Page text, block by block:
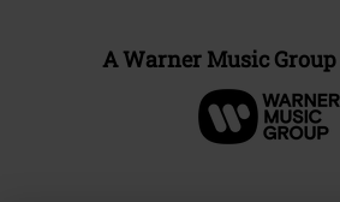
A Warner Music